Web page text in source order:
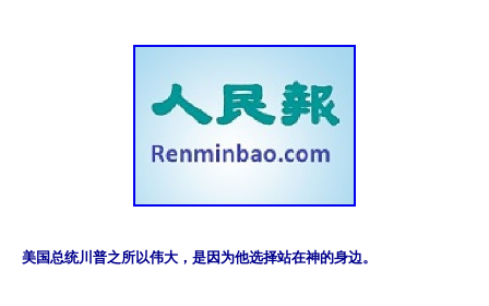
美国总统川普之所以伟大，是因为他选择站在神的身边。